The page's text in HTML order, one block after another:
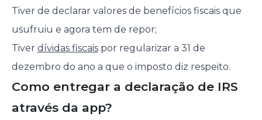
Tiver de declarar valores de benefícios fiscais que
usufruiu e agora tem de repor;
Tiver dívidas fiscaispor regularizar a 31 de
dezembro do ano a que o imposto diz respeito.
Como entregar a declaração de IRS
através da app?